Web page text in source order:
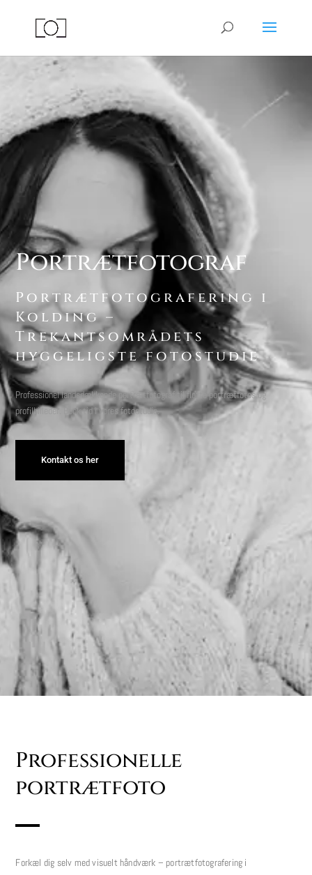
Portrætfotograf
Portrætfotografering i
Kolding –
Trekantsområdets
hyggeligste fotostudie
Professionel landsdækkende portrætfotograf til flotte portrætfotos og
profilbilleder. Book tid i vores fotostudie.
Kontakt os her
Professionelle
portrætfoto
Forkæl dig selv med visuelt håndværk – portrætfotografering i